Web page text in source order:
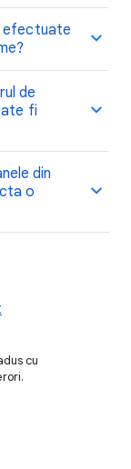
efectuate
de
fi
din
o
cu